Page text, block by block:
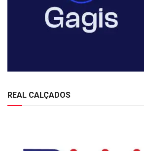
REAL CALÇADOS